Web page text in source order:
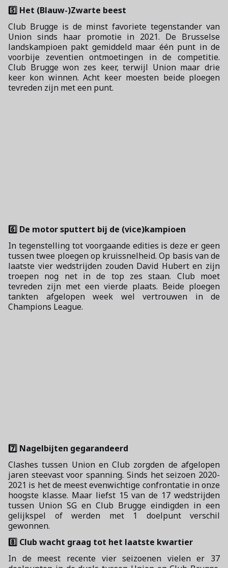
5️⃣ Het (Blauw-)Zwarte beest
Club Brugge is de minst favoriete tegenstander van
Union sinds haar promotie in 2021. De Brusselse
landskampioen pakt gemiddeld maar één punt in de
voorbije zeventien ontmoetingen in de competitie.
Club Brugge won zes keer, terwijl Union maar drie
keer kon winnen. Acht keer moesten beide ploegen
tevreden zijn met een punt.
6️⃣ De motor sputtert bij de (vice)kampioen
In tegenstelling tot voorgaande edities is deze er geen
tussen twee ploegen op kruissnelheid. Op basis van de
laatste vier wedstrijden zouden David Hubert en zijn
troepen nog net in de top zes staan. Club moet
tevreden zijn met een vierde plaats. Beide ploegen
tankten afgelopen week wel vertrouwen in de
Champions League.
7️⃣ Nagelbijten gegarandeerd
Clashes tussen Union en Club zorgden de afgelopen
jaren steevast voor spanning. Sinds het seizoen 2020-
2021 is het de meest evenwichtige confrontatie in onze
hoogste klasse. Maar liefst 15 van de 17 wedstrijden
tussen Union SG en Club Brugge eindigden in een
gelijkspel of werden met 1 doelpunt verschil
gewonnen.
8️⃣ Club wacht graag tot het laatste kwartier
In de meest recente vier seizoenen vielen er 37